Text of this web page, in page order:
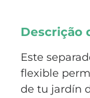
Descrição
Este
flexible
de tu jardín